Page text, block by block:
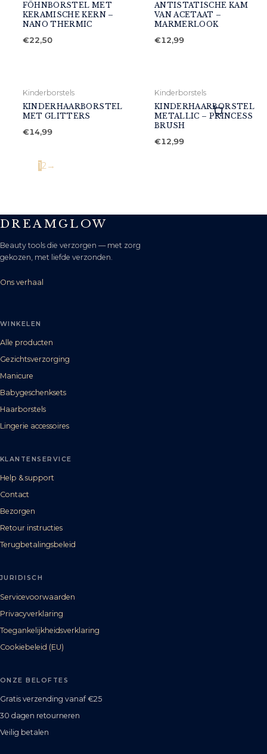
FÖHNBORSTEL MET
KERAMISCHE KERN –
NANO THERMIC
€22,50
ANTISTATISCHE KAM
VAN ACETAAT –
MARMERLOOK
€12,99
Kinderborstels
KINDERHAARBORSTEL
MET GLITTERS
€14,99
Kinderborstels
KINDERHAARBORSTEL
METALLIC – PRINCESS
BRUSH
€12,99
12→
DREAMGLOW
Beauty tools die verzorgen — met zorg
gekozen, met liefde verzonden.
Ons verhaal
WINKELEN
Alle producten
Gezichtsverzorging
Manicure
Babygeschenksets
Haarborstels
Lingerie accessoires
KLANTENSERVICE
Help & support
Contact
Bezorgen
Retour instructies
Terugbetalingsbeleid
JURIDISCH
Servicevoorwaarden
Privacyverklaring
Toegankelijkheidsverklaring
Cookiebeleid (EU)
ONZE BELOFTES
Gratis verzending vanaf €25
30 dagen retourneren
Veilig betalen